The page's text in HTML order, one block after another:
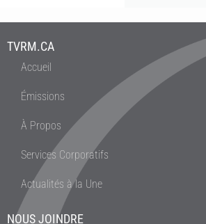
TVRM.CA
Accueil
Émissions
À Propos
Services Corporatifs
Actualités à la Une
NOUS JOINDRE